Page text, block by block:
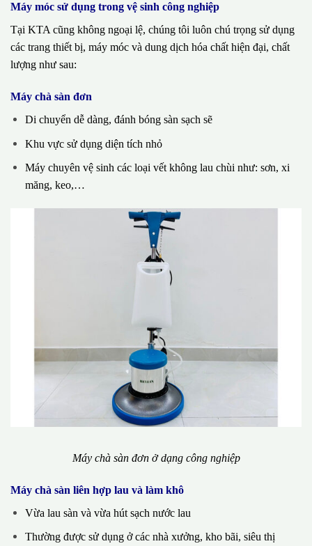
Máy móc sử dụng trong vệ sinh công nghiệp
Tại KTA cũng không ngoại lệ, chúng tôi luôn chú trọng sử dụng
các trang thiết bị, máy móc và dung dịch hóa chất hiện đại, chất
lượng như sau:
Máy chà sàn đơn
Di chuyển dễ dàng, đánh bóng sàn sạch sẽ
Khu vực sử dụng diện tích nhỏ
Máy chuyên vệ sinh các loại vết không lau chùi như: sơn, xi
măng, keo,…
Máy chà sàn đơn ở dạng công nghiệp
Máy chà sàn liên hợp lau và làm khô
Vừa lau sàn và vừa hút sạch nước lau
Thường được sử dụng ở các nhà xưởng, kho bãi, siêu thị